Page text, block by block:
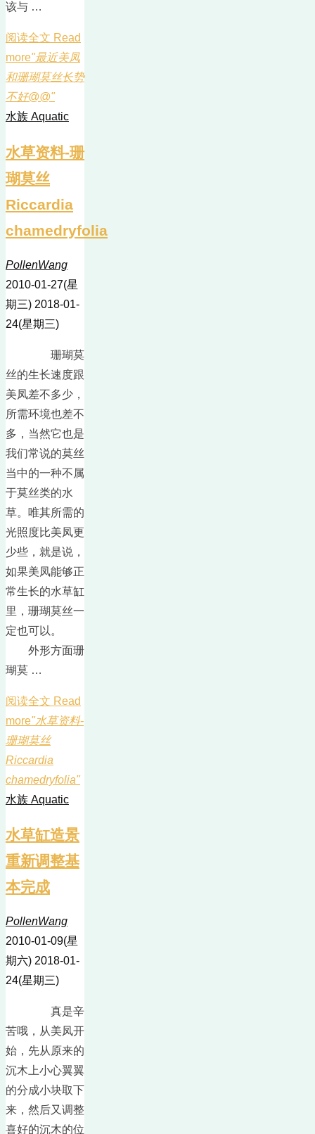
该与 …
阅读全文 Read
more"最近美凤
和珊瑚莫丝长势
不好@@"
水族 Aquatic
水草资料-珊
瑚莫丝
Riccardia
chamedryfolia
PollenWang
2010-01-27(星
期三) 2018-01-
24(星期三)
珊瑚莫
丝的生长速度跟
美凤差不多少，
所需环境也差不
多，当然它也是
我们常说的莫丝
当中的一种不属
于莫丝类的水
草。唯其所需的
光照度比美凤更
少些，就是说，
如果美凤能够正
常生长的水草缸
里，珊瑚莫丝一
定也可以。
外形方面珊
瑚莫 …
阅读全文 Read
more"水草资料-
珊瑚莫丝
Riccardia
chamedryfolia"
水族 Aquatic
水草缸造景
重新调整基
本完成
PollenWang
2010-01-09(星
期六) 2018-01-
24(星期三)
真是辛
苦哦，从美凤开
始，先从原来的
沉木上小心翼翼
的分成小块取下
来，然后又调整
喜好的沉木的位